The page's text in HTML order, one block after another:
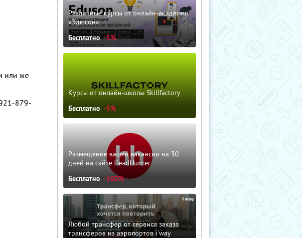
или же
879-
Различные курсы от онлайн-академии
«Эдюсон»
Бесплатно -5%
Курсы от онлайн-школы Skillfactory
Бесплатно -5%
Размещение вашей вакансии на 30
дней на сайте HeadHunter
Бесплатно -100%
Любой трансфер от сервиса заказа
трансферов из аэропортов i'way